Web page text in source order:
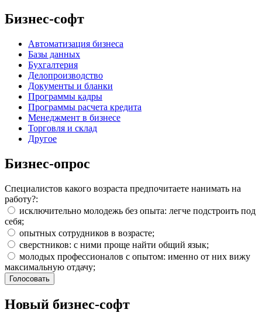
Бизнес-софт
Автоматизация бизнеса
Базы данных
Бухгалтерия
Делопроизводство
Документы и бланки
Программы кадры
Программы расчета кредита
Менеджмент в бизнесе
Торговля и склад
Другое
Бизнес-опрос
Специалистов какого возраста предпочитаете нанимать на
работу?:
исключительно молодежь без опыта: легче подстроить под
себя;
опытных сотрудников в возрасте;
сверстников: с ними проще найти общий язык;
молодых профессионалов с опытом: именно от них вижу
максимальную отдачу;
Новый бизнес-софт